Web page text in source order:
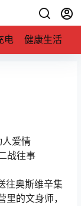
电 健康生活
爱情
战往事
往奥斯维辛集
的文身师，